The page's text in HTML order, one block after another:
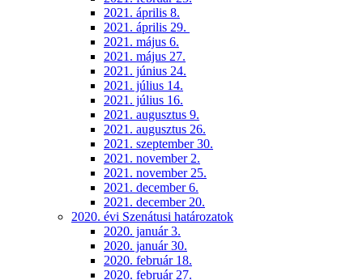
2021. április 8.
2021. április 29.
2021. május 6.
2021. május 27.
2021. június 24.
2021. július 14.
2021. július 16.
2021. augusztus 9.
2021. augusztus 26.
2021. szeptember 30.
2021. november 2.
2021. november 25.
2021. december 6.
2021. december 20.
2020. évi Szenátusi határozatok
2020. január 3.
2020. január 30.
2020. február 18.
2020. február 27.